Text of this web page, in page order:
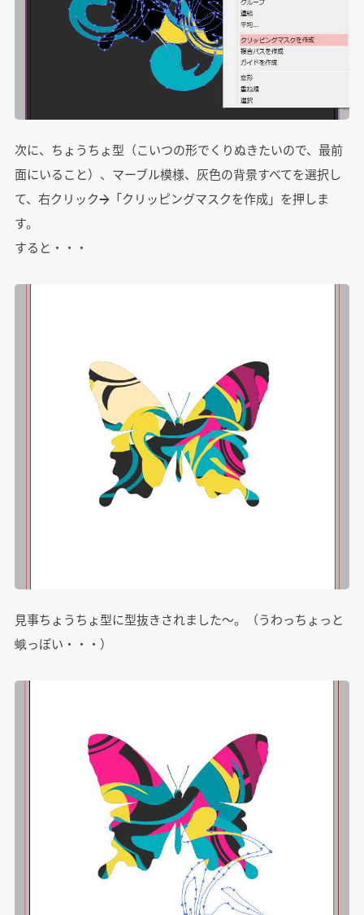
次に、ちょうちょ型（こいつの形でくりぬきたいので、最前
面にいること）、マーブル模様、灰色の背景すべてを選択し
て、右クリック→「クリッピングマスクを作成」を押しま
す。
すると・・・
見事ちょうちょ型に型抜きされました～。（うわっちょっと
蛾っぽい・・・）